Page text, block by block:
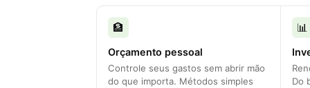
🏦
Orçamento pessoal
Controle seus gastos sem abrir mão
do que importa. Métodos simples
📊
Do